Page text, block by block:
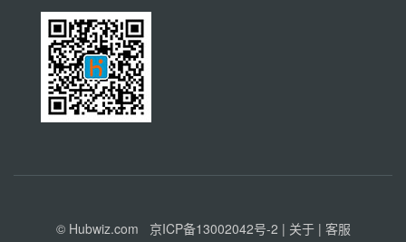
© Hubwiz.com 京ICP备13002042号-2 | 关于| 客服